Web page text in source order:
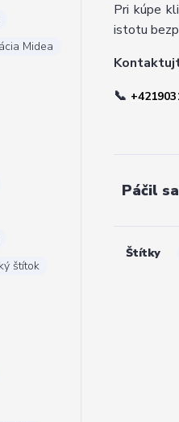
Midea
štítok
Pri kúpe
istotu
📞
Páčil
Štítky